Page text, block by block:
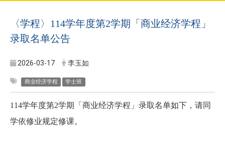
〈学程〉114学年度第2学期「商业经济学程 」
录取名单公告
2026-03-17 李玉如
商业经济学程 学士班
114学年度第2学期 「 商业经济学程 」录取名单如下，请同
学依修业规定修课。